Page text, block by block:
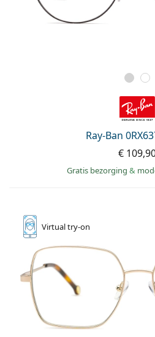
Ray-Ban
€
Gratis bezorging &
Virtualtry-on